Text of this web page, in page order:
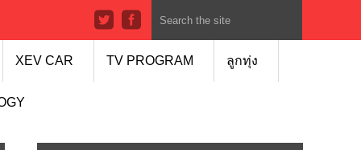
XEV CAR TV PROGRAM ลูกทุ่ง